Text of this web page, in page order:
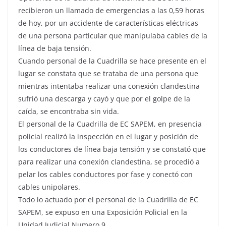
recibieron un llamado de emergencias a las 0,59 horas
de hoy, por un accidente de características eléctricas
de una persona particular que manipulaba cables de la
línea de baja tensión.
Cuando personal de la Cuadrilla se hace presente en el
lugar se constata que se trataba de una persona que
mientras intentaba realizar una conexión clandestina
sufrió una descarga y cayó y que por el golpe de la
caída, se encontraba sin vida.
El personal de la Cuadrilla de EC SAPEM, en presencia
policial realizó la inspección en el lugar y posición de
los conductores de línea baja tensión y se constató que
para realizar una conexión clandestina, se procedió a
pelar los cables conductores por fase y conectó con
cables unipolares.
Todo lo actuado por el personal de la Cuadrilla de EC
SAPEM, se expuso en una Exposición Policial en la